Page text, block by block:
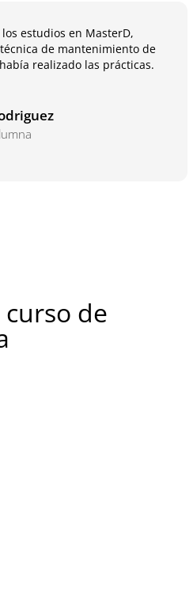
estudios en MasterD,
de mantenimiento de
realizado las prácticas.
de